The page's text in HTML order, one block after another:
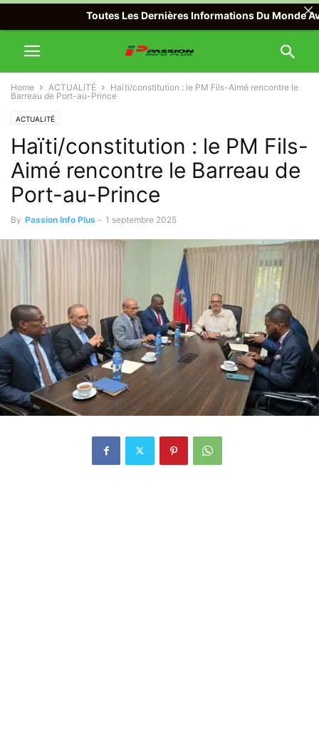
Home ACTUALITÉ
Haïti/constitution : le PM Fils-Aimé rencontre le
Barreau de Port-au-Prince
ACTUALITÉ
Haïti/constitution : le PM Fils-
Aimé rencontre le Barreau de
Port-au-Prince
By Passion Info Plus - 1 septembre 2025
Toutes Les Dernières Informations Du Monde